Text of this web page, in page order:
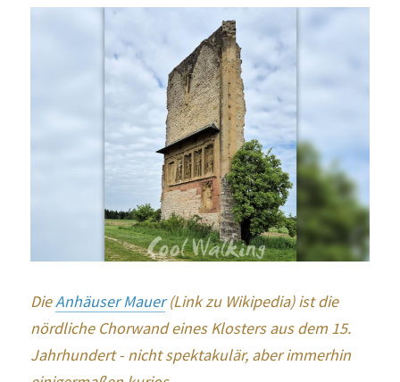
Die Anhäuser Mauer (Link zu Wikipedia) ist die
nördliche Chorwand eines Klosters aus dem 15.
Jahrhundert - nicht spektakulär, aber immerhin